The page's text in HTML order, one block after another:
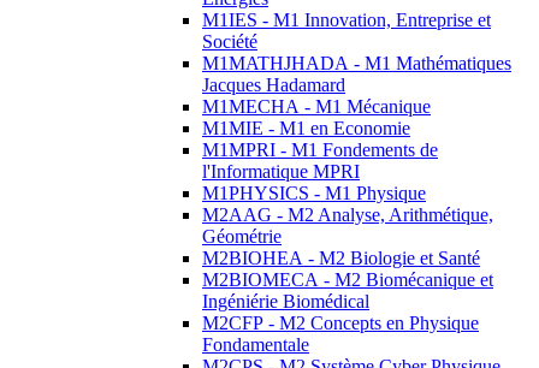
M1IES - M1 Innovation, Entreprise et
Société
M1MATHJHADA - M1 Mathématiques
Jacques Hadamard
M1MECHA - M1 Mécanique
M1MIE - M1 en Economie
M1MPRI - M1 Fondements de
l'Informatique MPRI
M1PHYSICS - M1 Physique
M2AAG - M2 Analyse, Arithmétique,
Géométrie
M2BIOHEA - M2 Biologie et Santé
M2BIOMECA - M2 Biomécanique et
Ingéniérie Biomédical
M2CFP - M2 Concepts en Physique
Fondamentale